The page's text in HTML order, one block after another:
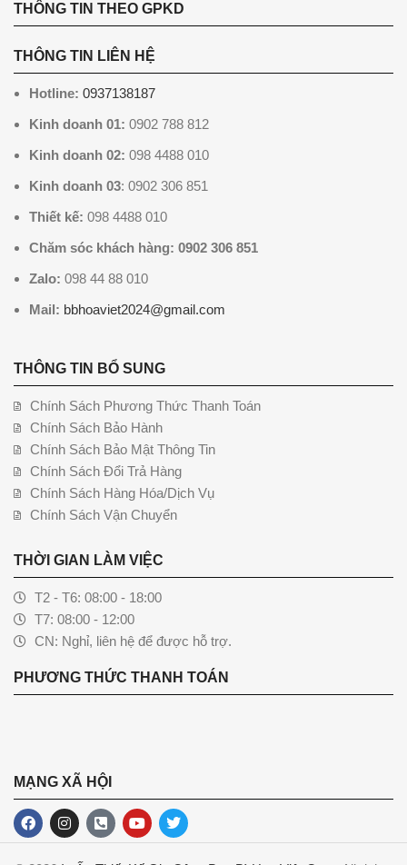
THÔNG TIN THEO GPKD
THÔNG TIN LIÊN HỆ
Hotline: 0937138187
Kinh doanh 01: 0902 788 812
Kinh doanh 02: 098 4488 010
Kinh doanh 03: 0902 306 851
Thiết kế: 098 4488 010
Chăm sóc khách hàng: 0902 306 851
Zalo: 098 44 88 010
Mail: bbhoaviet2024@gmail.com
THÔNG TIN BỔ SUNG
Chính Sách Phương Thức Thanh Toán
Chính Sách Bảo Hành
Chính Sách Bảo Mật Thông Tin
Chính Sách Đổi Trả Hàng
Chính Sách Hàng Hóa/Dịch Vụ
Chính Sách Vận Chuyển
THỜI GIAN LÀM VIỆC
T2 - T6: 08:00 - 18:00
T7: 08:00 - 12:00
CN: Nghỉ, liên hệ để được hỗ trợ.
PHƯƠNG THỨC THANH TOÁN
MẠNG XÃ HỘI